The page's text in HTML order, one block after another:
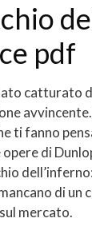
pdf
catturato
ti fanno
opere di
di un
mercato.